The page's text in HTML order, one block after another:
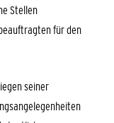
Stellen
für den
seiner